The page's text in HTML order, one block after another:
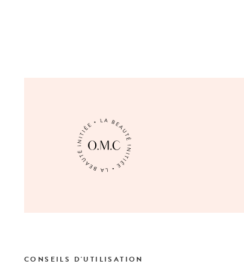
CONSEILS D'UTILISATION